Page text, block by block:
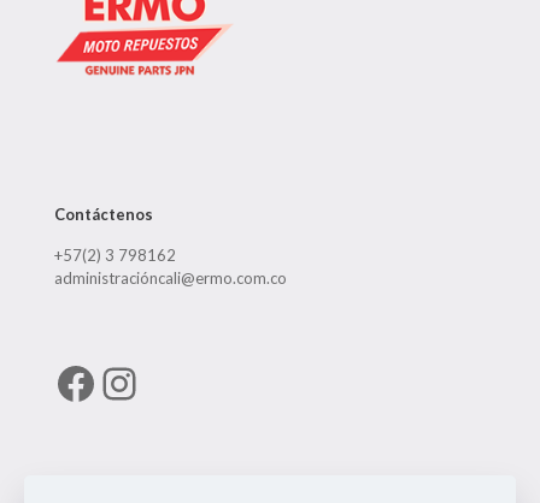
Contáctenos
+57(2) 3 798162
administracióncali@ermo.com.co
Facebook
Instagram